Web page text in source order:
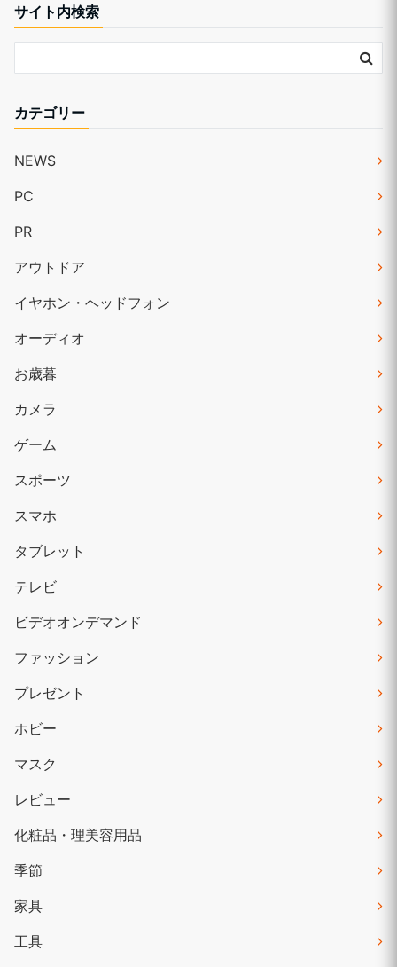
サイト内検索
カテゴリー
NEWS
PC
PR
アウトドア
イヤホン・ヘッドフォン
オーディオ
お歳暮
カメラ
ゲーム
スポーツ
スマホ
タブレット
テレビ
ビデオオンデマンド
ファッション
プレゼント
ホビー
マスク
レビュー
化粧品・理美容用品
季節
家具
工具